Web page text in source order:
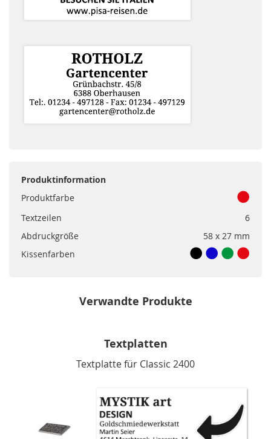
Produktinformation
Produktfarbe
Textzeilen
6
Abdruckgröße
58 x 27 mm
Kissenfarben
Verwandte Produkte
Textplatten
Textplatte für Classic 2400